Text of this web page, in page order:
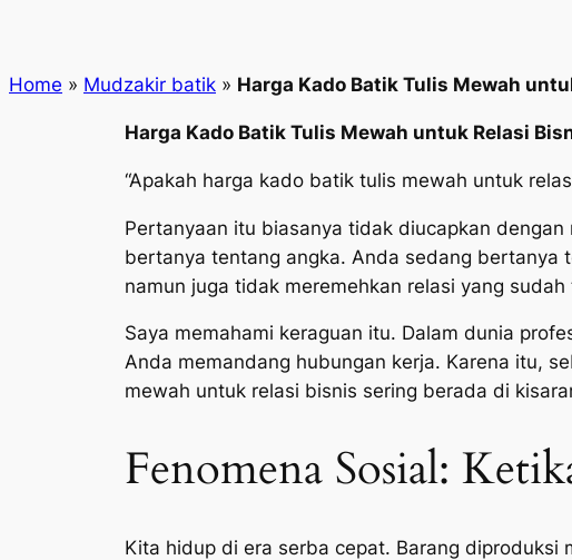
Home » Mudzakir batik » Harga Kado Batik Tulis Mewah
Harga Kado Batik Tulis Mewah untuk Relasi
“Apakah harga kado batik tulis mewah untuk
Pertanyaan itu biasanya tidak diucapkan
bertanya tentang angka. Anda sedang bertanya
namun juga tidak meremehkan relasi yang
Saya memahami keraguan itu. Dalam dunia
Anda memandang hubungan kerja. Karena itu,
mewah untuk relasi bisnis sering berada di
Fenomena Sosial:
Kita hidup di era serba cepat. Barang